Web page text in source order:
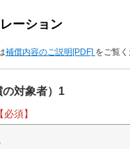
ーション
補償内容のご説明[PDF] をご覧く
対象者）1
【必須】